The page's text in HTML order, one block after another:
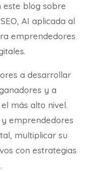
este blog sobre
AI aplicada al
emprendedores
a desarrollar
y a
más alto nivel.
emprendedores
multiplicar su
con estrategias